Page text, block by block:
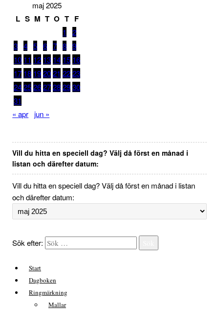
maj 2025
L S M T O T F
1
2
3 4 5 6 7 8 9
10 11 12 13 14 15 16
17 18 19 20 21 22 23
24 25 26 27 28 29 30
31
« apr
jun »
Vill du hitta en speciell dag? Välj då först en månad i
listan och därefter datum:
Vill du hitta en speciell dag? Välj då först en månad i listan
och därefter datum:
Sök efter:
Start
Dagboken
Ringmärkning
Mallar